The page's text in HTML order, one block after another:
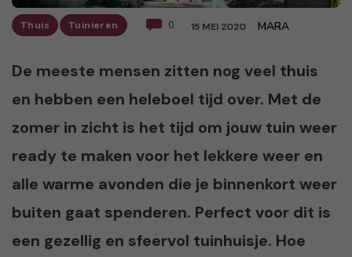
Thuis Tuinieren 0 15 MEI 2020 MARA
De meeste mensen zitten nog veel thuis
en hebben een heleboel tijd over. Met de
zomer in zicht is het tijd om jouw tuin weer
ready te maken voor het lekkere weer en
alle warme avonden die je binnenkort weer
buiten gaat spenderen. Perfect voor dit is
een gezellig en sfeervol tuinhuisje. Hoe